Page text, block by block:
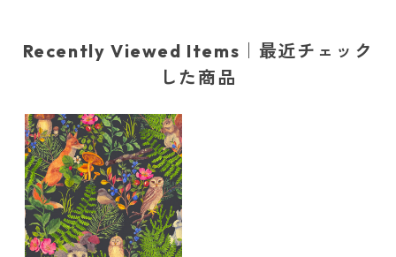
Recently Viewed Items｜最近チェック
した商品